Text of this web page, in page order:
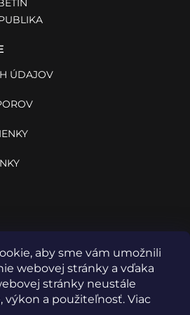
aby sme vám umožnili
webovej stránky a vďaka
stránky neustále
výkon a použiteľnosť. Viac
ÚDAJOV